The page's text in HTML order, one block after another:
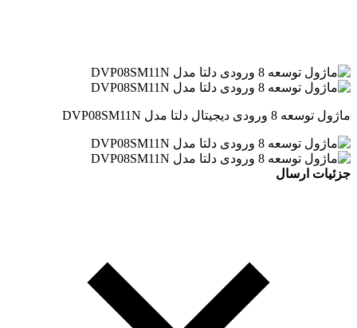
ماژول توسعه 8 ورودی دیجیتال دلتا مدل DVP08SM11N
جزئیات ارسال